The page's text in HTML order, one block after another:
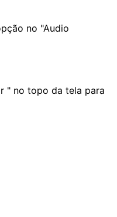
no "Audio
" no topo da tela para